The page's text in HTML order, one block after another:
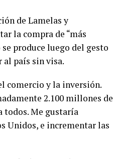
de Lamelas y
la compra de “más
produce luego del gesto
al país sin visa.
comercio y la inversión.
2.100 millones de
todos. Me gustaría
Unidos, e incrementar las